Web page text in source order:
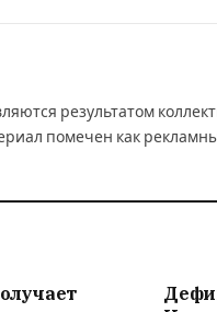
результатом
помечен как